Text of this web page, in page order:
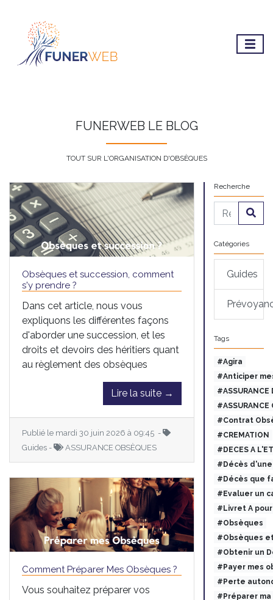
FUNERWEB LE BLOG
TOUT SUR L'ORGANISATION D'OBSÈQUES
Obsèques et succession, comment
s'y prendre ?
Dans cet article, nous vous
expliquons les différentes façons
d'aborder une succession, et les
droits et devoirs des héritiers quant
au règlement des obsèques
Lire la suite →
Publié le mardi 30 juin 2026 à 09:45 -
Guides -
ASSURANCE OBSÈQUES
Comment Préparer Mes Obsèques ?
Vous souhaitez préparer vos
Recherche
Catégories
Guides
Tags
#Agira
#Anticiper
#ASSURANCE
#ASSURANCE
#Contrat
#CREMATION
#DECES A
#Décès
#Décès que
#Evaluer un
#Livret A
#Obsèques
#Obsèques
#Obtenir un
#Payer mes
#Perte
#Préparer ma